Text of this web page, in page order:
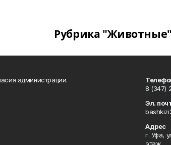
Рубрика "Животные"
администрации.
8 (347)
Эл.
Адрес
г. Уфа,